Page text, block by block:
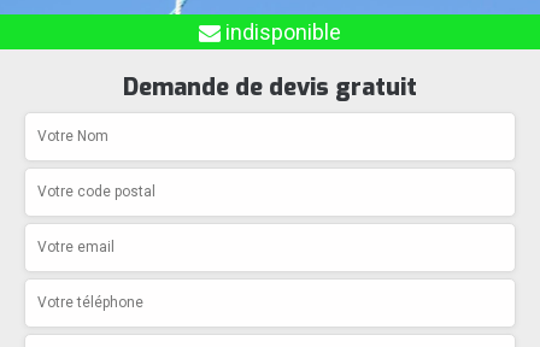
indisponible
Demande de devis gratuit